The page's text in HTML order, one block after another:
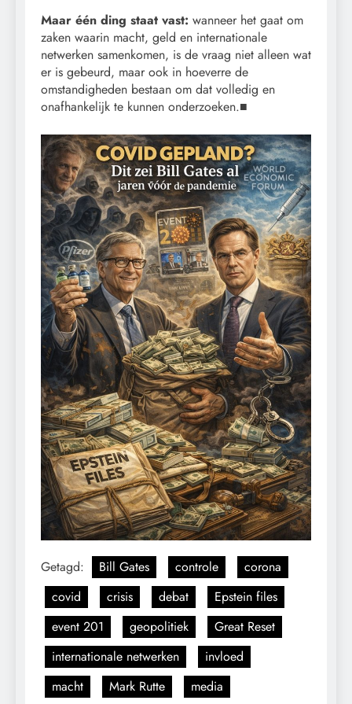
Maar één ding staat vast: wanneer het gaat om
zaken waarin macht, geld en internationale
netwerken samenkomen, is de vraag niet alleen wat
er is gebeurd, maar ook in hoeverre de
omstandigheden bestaan om dat volledig en
onafhankelijk te kunnen onderzoeken.■
Getagd: Bill Gates controle
corona
covid
crisis debat
Epstein files
event 201
geopolitiek
Great Reset
internationale netwerken
invloed
macht
Mark Rutte
media